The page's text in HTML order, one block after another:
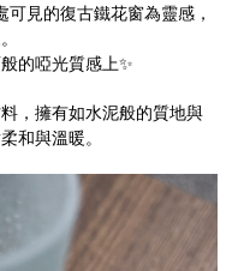
見的復古鐵花窗為靈感，
的啞光質感上✨
，擁有如水泥般的質地與
和與溫暖。